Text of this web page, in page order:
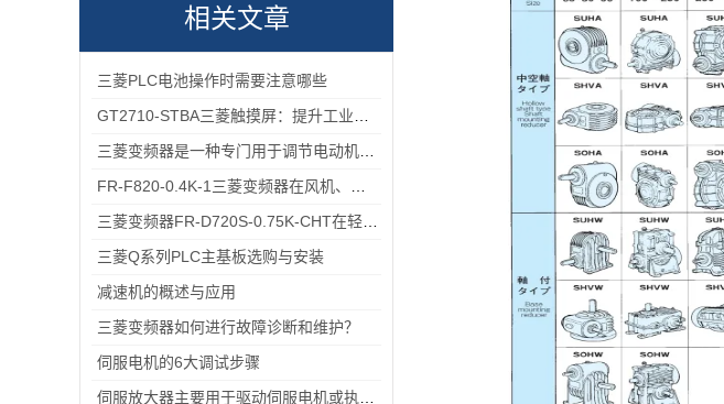
相关文章
三菱PLC电池操作时需要注意哪些
三菱Q系列PLC主基板选购与安装
减速机的概述与应用
三菱变频器如何进行故障诊断和维护？
伺服电机的6大调试步骤